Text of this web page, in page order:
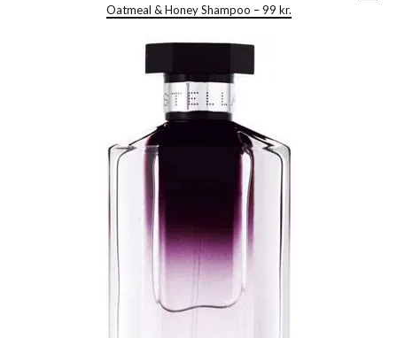
Oatmeal & Honey Shampoo – 99 kr.